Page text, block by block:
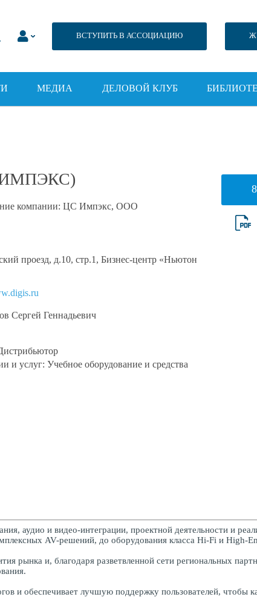
ВСТУПИТЬ В АССОЦИАЦИЮ
МЕДИА ДЕЛОВОЙ КЛУБ
компании: ЦС Импэкс, ООО
проезд, д.10, стр.1, Бизнес-центр «Ньютон
Сергей Геннадьевич
и услуг: Учебное оборудование и средства
аудио и видео-интеграции, проектной деятельности и
AV-решений, до оборудования класса Hi-Fi и High-
рынка и, благодаря разветвленной сети региональных
и обеспечивает лучшую поддержку пользователей, чтобы